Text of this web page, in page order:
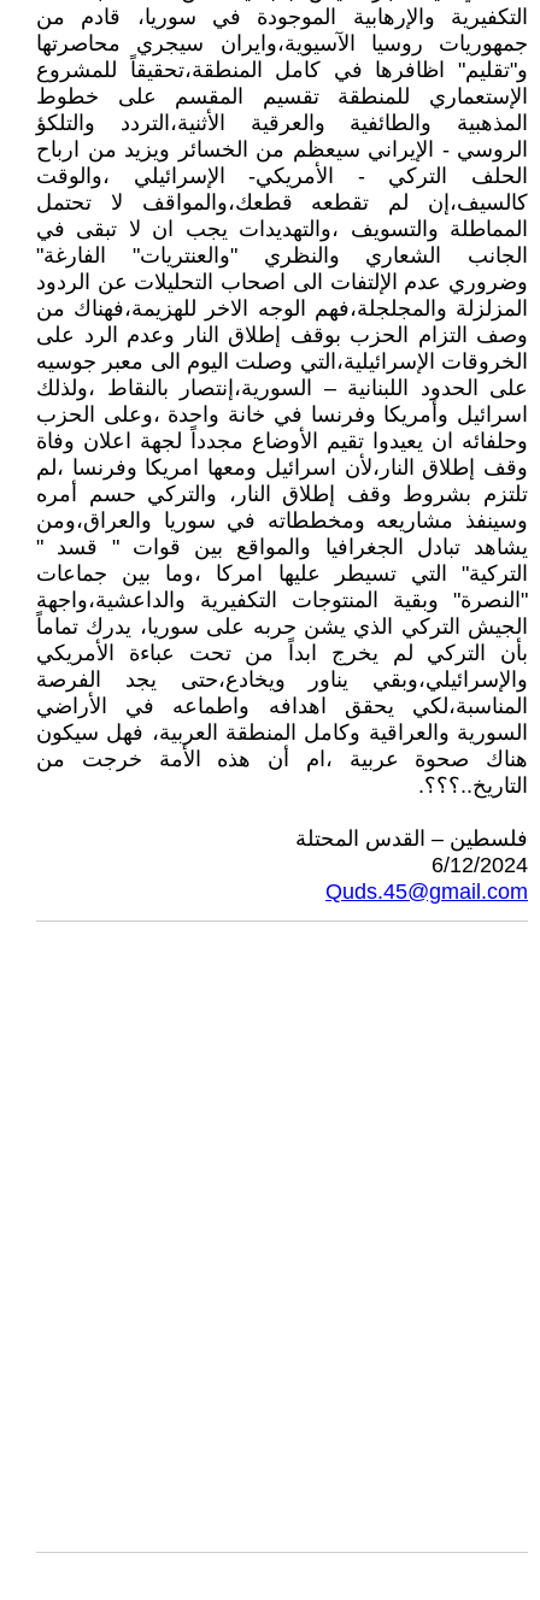
التكفيرية والإرهابية الموجودة في سوريا، قادم من
جمهوريات روسيا الآسيوية،وايران سيجري محاصرتها
و"تقليم" اظافرها في كامل المنطقة،تحقيقاً للمشروع
الإستعماري للمنطقة تقسيم المقسم على خطوط
المذهبية والطائفية والعرقية الأثنية،التردد والتلكؤ
الروسي - الإيراني سيعظم من الخسائر ويزيد من ارباح
الحلف التركي - الأمريكي- الإسرائيلي ،والوقت
كالسيف،إن لم تقطعه قطعك،والمواقف لا تحتمل
المماطلة والتسويف ،والتهديدات يجب ان لا تبقى في
الجانب الشعاري والنظري "والعنتريات" الفارغة"
وضروري عدم الإلتفات الى اصحاب التحليلات عن الردود
المزلزلة والمجلجلة،فهم الوجه الاخر للهزيمة،فهناك من
وصف التزام الحزب بوقف إطلاق النار وعدم الرد على
الخروقات الإسرائيلية،التي وصلت اليوم الى معبر جوسيه
على الحدود اللبنانية – السورية،إنتصار بالنقاط ،ولذلك
اسرائيل وأمريكا وفرنسا في خانة واحدة ،وعلى الحزب
وحلفائه ان يعيدوا تقيم الأوضاع مجدداً لجهة اعلان وفاة
وقف إطلاق النار،لأن اسرائيل ومعها امريكا وفرنسا ،لم
تلتزم بشروط وقف إطلاق النار، والتركي حسم أمره
وسينفذ مشاريعه ومخططاته في سوريا والعراق،ومن
يشاهد تبادل الجغرافيا والمواقع بين قوات " قسد "
التركية" التي تسيطر عليها امركا ،وما بين جماعات
"النصرة" وبقية المنتوجات التكفيرية والداعشية،واجهة
الجيش التركي الذي يشن حربه على سوريا، يدرك تماماً
بأن التركي لم يخرج ابداً من تحت عباءة الأمريكي
والإسرائيلي،وبقي يناور ويخادع،حتى يجد الفرصة
المناسبة،لكي يحقق اهدافه واطماعه في الأراضي
السورية والعراقية وكامل المنطقة العربية، فهل سيكون
هناك صحوة عربية ،ام أن هذه الأمة خرجت من
التاريخ..؟؟؟.
فلسطين – القدس المحتلة
6/12/2024
Quds.45@gmail.com